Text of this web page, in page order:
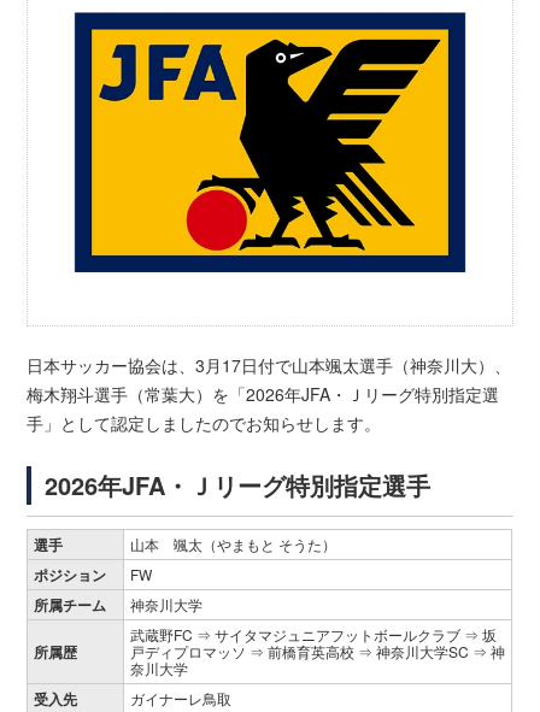
日本サッカー協会は、3月17日付で山本颯太選手（神奈川大）、
梅木翔斗選手（常葉大）を「2026年JFA・Ｊリーグ特別指定選
手」として認定しましたのでお知らせします。
2026年JFA・Ｊリーグ特別指定選手
選手 山本 颯太（やまもと そうた）
ポジション FW
所属チーム 神奈川大学
所属歴
武蔵野FC ⇒ サイタマジュニアフットボールクラブ ⇒ 坂
戸ディプロマッソ ⇒ 前橋育英高校 ⇒ 神奈川大学SC ⇒ 神
奈川大学
受入先 ガイナーレ鳥取